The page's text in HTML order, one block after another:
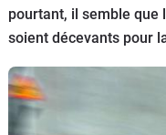
Moto
pourtant, il semble
soient décevants pour